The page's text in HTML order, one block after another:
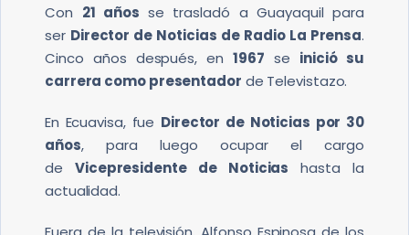
Con 21 años se trasladó a Guayaquil para
ser Director de Noticias de Radio La Prensa.
Cinco años después, en1967 se inició su
carrera como presentador de Televistazo.
En Ecuavisa, fue Director de Noticias por 30
años, para luego ocupar el cargo
deVicepresidente de Noticias hasta la
actualidad.